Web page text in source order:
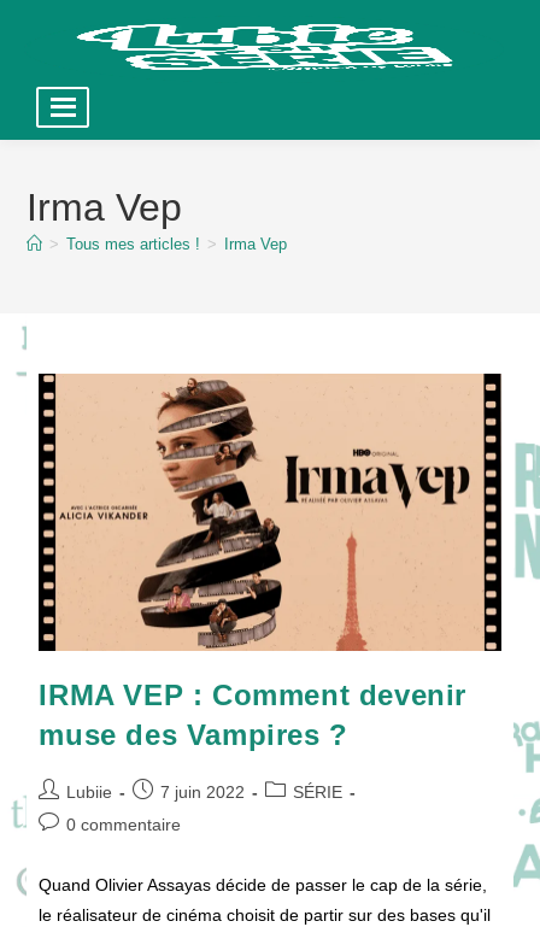
contentIrma Vep
> Tous mes articles ! > Irma Vep
IRMA VEP : Comment devenir
muse des Vampires ?
Auteur/autrice
de
Lubiie
Publication
publiée :
7 juin 2022
PostSÉRIE
Commentaires
publication :
0 commentaire
Quand Olivier Assayas décide de passer le cap de la série,
le réalisateur de cinéma choisit de partir sur des bases qu'il